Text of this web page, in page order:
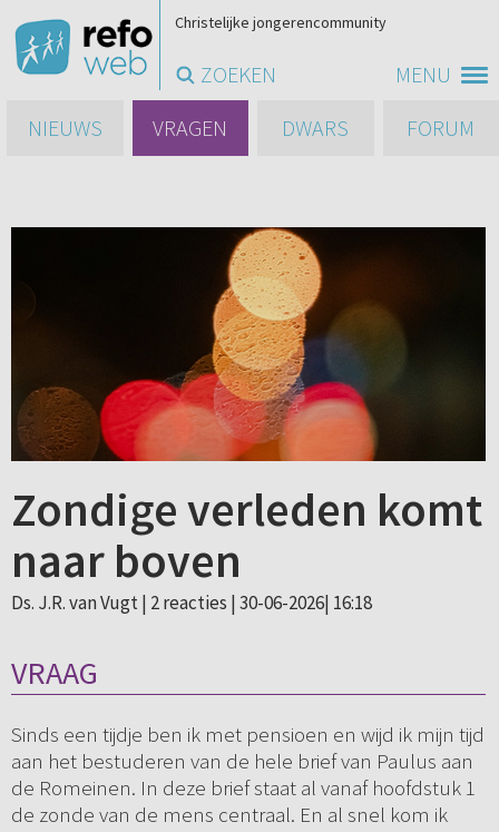
MENU
Christelijke jongerencommunity
ZOEKEN
NIEUWS
VRAGEN DWARS FORUM
Zondige verleden komt
naar boven
Ds. J.R. van Vugt | 2 reacties | 30-06-2026| 16:18
VRAAG
Sinds een tijdje ben ik met pensioen en wijd ik mijn tijd
aan het bestuderen van de hele brief van Paulus aan
de Romeinen. In deze brief staat al vanaf hoofdstuk 1
de zonde van de mens centraal. En al snel kom ik